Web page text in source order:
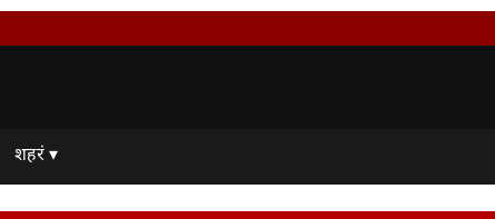
शहरं ▾